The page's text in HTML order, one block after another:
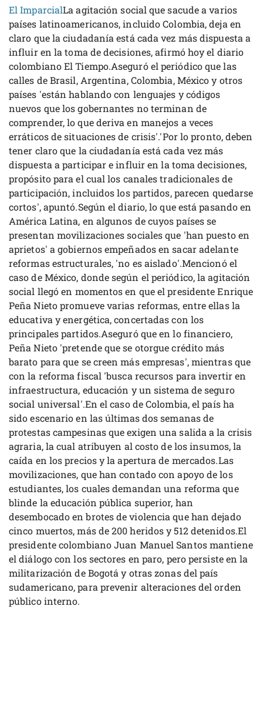
El ImparcialLa agitación social que sacude a varios
países latinoamericanos, incluido Colombia, deja en
claro que la ciudadanía está cada vez más dispuesta a
influir en la toma de decisiones, afirmó hoy el diario
colombiano El Tiempo.Aseguró el periódico que las
calles de Brasil, Argentina, Colombia, México y otros
países 'están hablando con lenguajes y códigos
nuevos que los gobernantes no terminan de
comprender, lo que deriva en manejos a veces
erráticos de situaciones de crisis'.'Por lo pronto, deben
tener claro que la ciudadanía está cada vez más
dispuesta a participar e influir en la toma decisiones,
propósito para el cual los canales tradicionales de
participación, incluidos los partidos, parecen quedarse
cortos', apuntó.Según el diario, lo que está pasando en
América Latina, en algunos de cuyos países se
presentan movilizaciones sociales que 'han puesto en
aprietos' a gobiernos empeñados en sacar adelante
reformas estructurales, 'no es aislado'.Mencionó el
caso de México, donde según el periódico, la agitación
social llegó en momentos en que el presidente Enrique
Peña Nieto promueve varias reformas, entre ellas la
educativa y energética, concertadas con los
principales partidos.Aseguró que en lo financiero,
Peña Nieto 'pretende que se otorgue crédito más
barato para que se creen más empresas', mientras que
con la reforma fiscal 'busca recursos para invertir en
infraestructura, educación y un sistema de seguro
social universal'.En el caso de Colombia, el país ha
sido escenario en las últimas dos semanas de
protestas campesinas que exigen una salida a la crisis
agraria, la cual atribuyen al costo de los insumos, la
caída en los precios y la apertura de mercados.Las
movilizaciones, que han contado con apoyo de los
estudiantes, los cuales demandan una reforma que
blinde la educación pública superior, han
desembocado en brotes de violencia que han dejado
cinco muertos, más de 200 heridos y 512 detenidos.El
presidente colombiano Juan Manuel Santos mantiene
el diálogo con los sectores en paro, pero persiste en la
militarización de Bogotá y otras zonas del país
sudamericano, para prevenir alteraciones del orden
público interno.